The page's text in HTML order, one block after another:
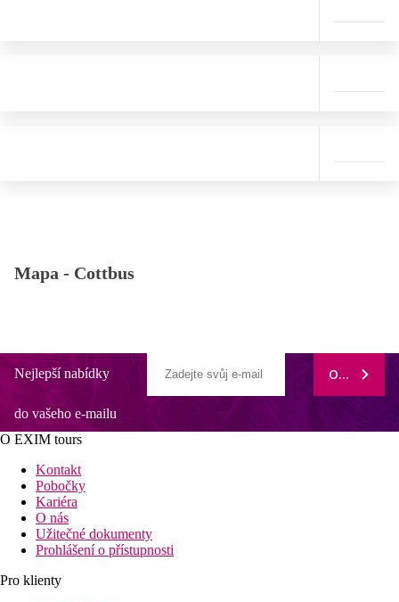
Mapa - Cottbus
Nejlepší nabídky
do vašeho e-mailu
ODEBÍRAT
O EXIM tours
Kontakt
Pobočky
Kariéra
O nás
Užitečné dokumenty
Prohlášení o přístupnosti
Pro klienty